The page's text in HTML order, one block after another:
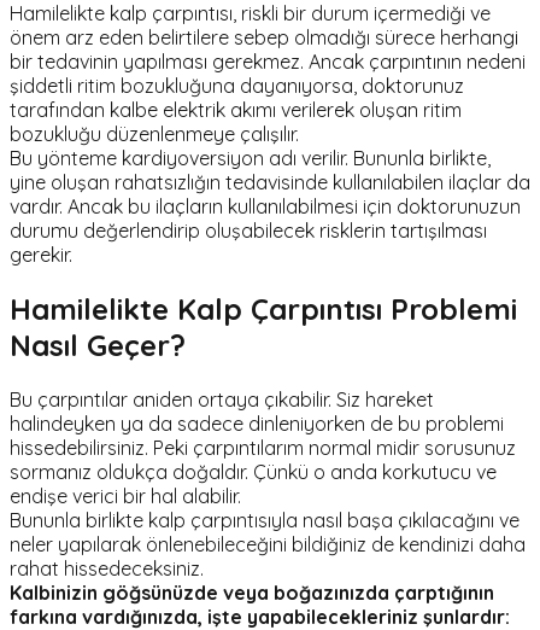
Hamilelikte kalp çarpıntısı, riskli bir durum içermediği ve
önem arz eden belirtilere sebep olmadığı sürece herhangi
bir tedavinin yapılması gerekmez. Ancak çarpıntının nedeni
şiddetli ritim bozukluğuna dayanıyorsa, doktorunuz
tarafından kalbe elektrik akımı verilerek oluşan ritim
bozukluğu düzenlenmeye çalışılır.
Bu yönteme kardiyoversiyon adı verilir. Bununla birlikte,
yine oluşan rahatsızlığın tedavisinde kullanılabilen ilaçlar da
vardır. Ancak bu ilaçların kullanılabilmesi için doktorunuzun
durumu değerlendirip oluşabilecek risklerin tartışılması
gerekir.
Hamilelikte Kalp Çarpıntısı Problemi
Nasıl Geçer?
Bu çarpıntılar aniden ortaya çıkabilir. Siz hareket
halindeyken ya da sadece dinleniyorken de bu problemi
hissedebilirsiniz. Peki çarpıntılarım normal midir sorusunuz
sormanız oldukça doğaldır. Çünkü o anda korkutucu ve
endişe verici bir hal alabilir.
Bununla birlikte kalp çarpıntısıyla nasıl başa çıkılacağını ve
neler yapılarak önlenebileceğini bildiğiniz de kendinizi daha
rahat hissedeceksiniz.
Kalbinizin göğsünüzde veya boğazınızda çarptığının
farkına vardığınızda, işte yapabilecekleriniz şunlardır: